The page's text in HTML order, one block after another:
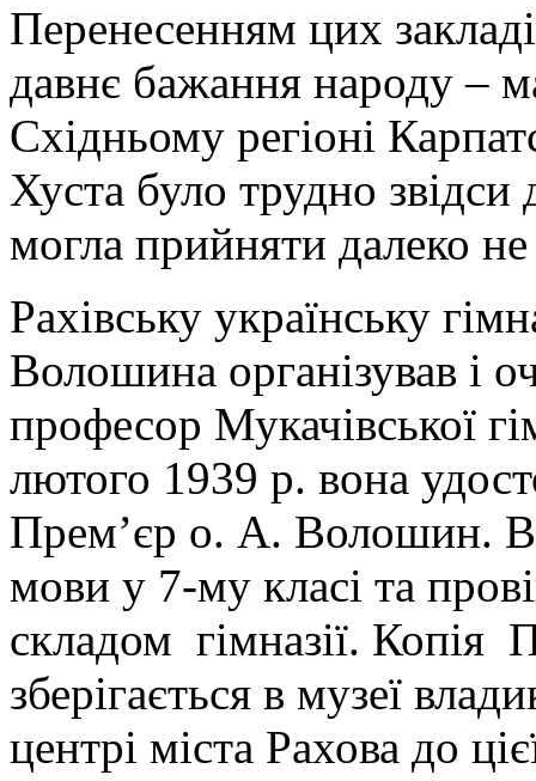
Перенесенням цих
давнє бажання народу –
Східньому регіоні
Хуста було трудно звідси
могла прийняти далеко
Рахівську українську
Волошина організував і
професор Мукачівської
лютого 1939 р. вона
Прем’єр о. А. Волошин.
мови у 7-му класі та
складом гімназії. Копія
зберігається в музеї
центрі міста Рахова до